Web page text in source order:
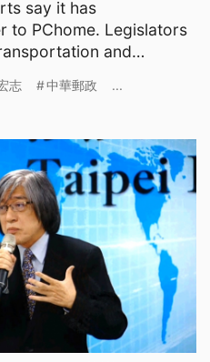
say it has
to PChome. Legislators
and
志 中華郵政 ...